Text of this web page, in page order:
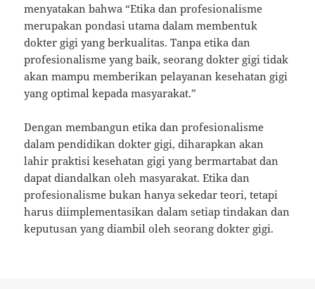
menyatakan bahwa “Etika dan profesionalisme
merupakan pondasi utama dalam membentuk
dokter gigi yang berkualitas. Tanpa etika dan
profesionalisme yang baik, seorang dokter gigi tidak
akan mampu memberikan pelayanan kesehatan gigi
yang optimal kepada masyarakat.”
Dengan membangun etika dan profesionalisme
dalam pendidikan dokter gigi, diharapkan akan
lahir praktisi kesehatan gigi yang bermartabat dan
dapat diandalkan oleh masyarakat. Etika dan
profesionalisme bukan hanya sekedar teori, tetapi
harus diimplementasikan dalam setiap tindakan dan
keputusan yang diambil oleh seorang dokter gigi.